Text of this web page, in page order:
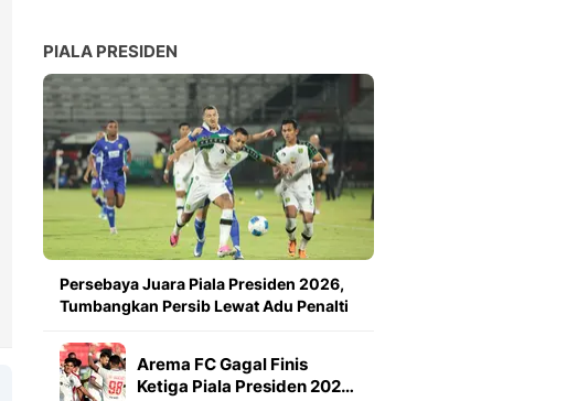
PIALA PRESIDEN
Persebaya Juara Piala Presiden 2026,
Tumbangkan Persib Lewat Adu Penalti
Arema FC Gagal Finis
Ketiga Piala Presiden 202…